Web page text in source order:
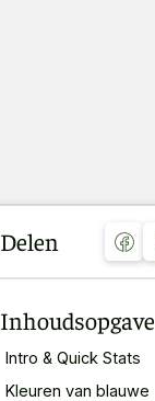
Delen
Inhoudsopgave
Intro & Quick Stats
Kleuren van blauwe